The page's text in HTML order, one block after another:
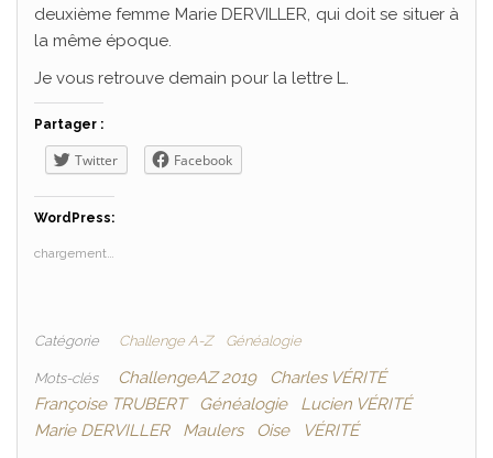
deuxième femme Marie DERVILLER, qui doit se situer à
la même époque.
Je vous retrouve demain pour la lettre L.
Partager :
Twitter Facebook
WordPress:
chargement…
Catégorie Challenge A-Z Généalogie
Mots-clés ChallengeAZ 2019
Charles VÉRITÉ
Françoise TRUBERT
Généalogie
Lucien VÉRITÉ
Marie DERVILLER
Maulers Oise VÉRITÉ